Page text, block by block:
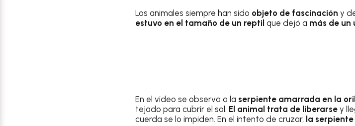
Los animales siempre han sido objeto de fascinación y
estuvo en el tamaño de un reptil que dejó a más de un
En el video se observa a la serpiente amarrada en la
tejado para cubrir el sol. El animal trata de liberarse y
cuerda se lo impiden. En el intento de cruzar, la serpiente